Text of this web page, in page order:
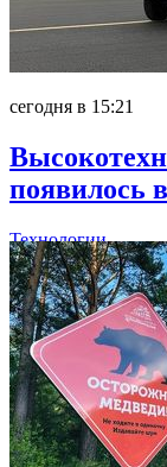
сегодня в 15:21
появилось
Технологии